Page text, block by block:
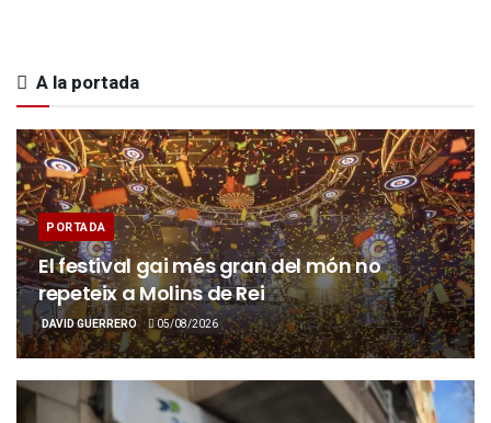
A la portada
PORTADA
El festival gai més gran del món no
repeteix a Molins de Rei
DAVID GUERRERO 05/08/2026